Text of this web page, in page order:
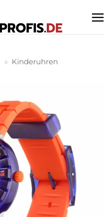
» Kinderuhren